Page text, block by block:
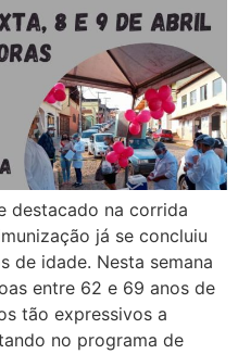
destacado na corrida
já se concluiu
de idade. Nesta semana
entre 62 e 69 anos de
tão expressivos a
no programa de